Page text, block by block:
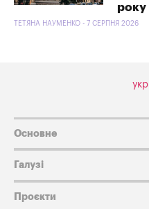
року
ТЕТЯНА НАУМЕНКО - 7 СЕРПНЯ 2026
укр
Основне
Галузі
Проєкти